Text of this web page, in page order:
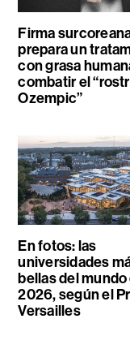
Firma
prepara un
con grasa
combatir el
Ozempic”
En fotos: las
universidades
bellas del mundo
2026, según el
Versailles